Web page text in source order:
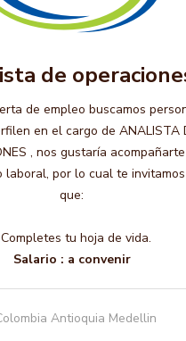
de
de empleo buscamos
en el cargo de ANALISTA
, nos gustaría
laboral, por lo cual te
que:
tu hoja de vida.
Salario : a convenir
Antioquia Medellin